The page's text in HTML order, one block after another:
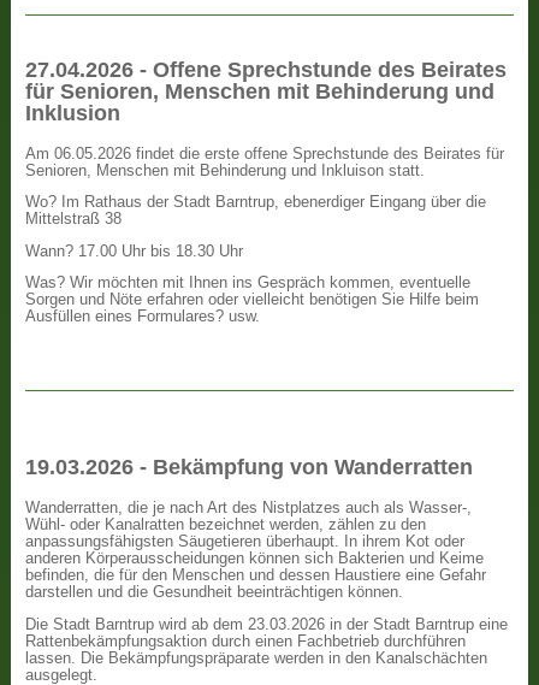
27.04.2026 - Offene Sprechstunde des Beirates
für Senioren, Menschen mit Behinderung und
Inklusion
Am 06.05.2026 findet die erste offene Sprechstunde des Beirates für
Senioren, Menschen mit Behinderung und Inkluison statt.
Wo? Im Rathaus der Stadt Barntrup, ebenerdiger Eingang über die
Mittelstraß 38
Wann? 17.00 Uhr bis 18.30 Uhr
Was? Wir möchten mit Ihnen ins Gespräch kommen, eventuelle
Sorgen und Nöte erfahren oder vielleicht benötigen Sie Hilfe beim
Ausfüllen eines Formulares? usw.
19.03.2026 - Bekämpfung von Wanderratten
Wanderratten, die je nach Art des Nistplatzes auch als Wasser-,
Wühl- oder Kanalratten bezeichnet werden, zählen zu den
anpassungsfähigsten Säugetieren überhaupt. In ihrem Kot oder
anderen Körperausscheidungen können sich Bakterien und Keime
befinden, die für den Menschen und dessen Haustiere eine Gefahr
darstellen und die Gesundheit beeinträchtigen können.
Die Stadt Barntrup wird ab dem 23.03.2026 in der Stadt Barntrup eine
Rattenbekämpfungsaktion durch einen Fachbetrieb durchführen
lassen. Die Bekämpfungspräparate werden in den Kanalschächten
ausgelegt.